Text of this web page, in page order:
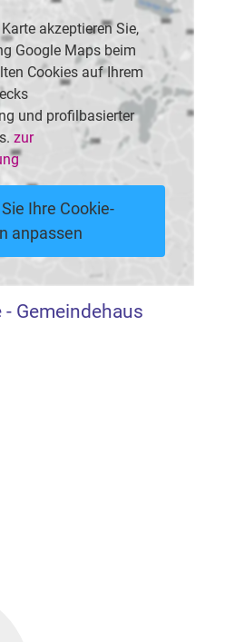
akzeptieren Sie,
Google Maps beim
Cookies auf Ihrem
und profilbasierter
zur
Ihre Cookie-
anpassen
Gemeindehaus